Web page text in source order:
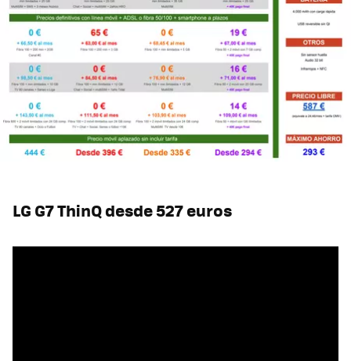
LG G7 ThinQ desde 527 euros